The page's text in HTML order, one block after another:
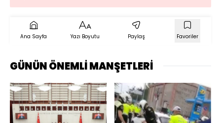
Ana Sayfa Yazı Boyutu Paylaş Favoriler
GÜNÜN ÖNEMLİ MANŞETLERİ